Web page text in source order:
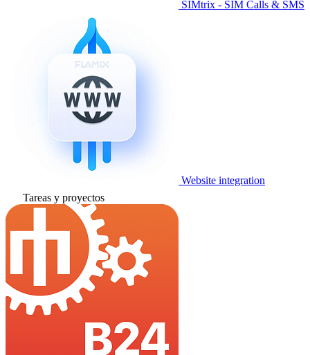
SIMtrix - SIM Calls & SMS
Website integration
Tareas y proyectos